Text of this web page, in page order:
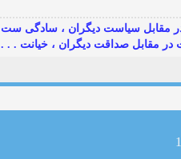
مقابل سیاست دیگران ، سادگی ست
مقابل صداقت دیگران ، خیانت . . .